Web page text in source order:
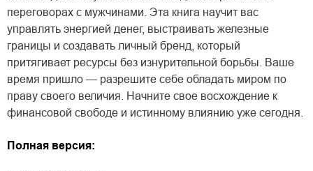
переговорах с мужчинами. Эта книга научит вас
управлять энергией денег, выстраивать железные
границы и создавать личный бренд, который
притягивает ресурсы без изнурительной борьбы. Ваше
время пришло — разрешите себе обладать миром по
праву своего величия. Начните свое восхождение к
финансовой свободе и истинному влиянию уже сегодня.
Полная версия: